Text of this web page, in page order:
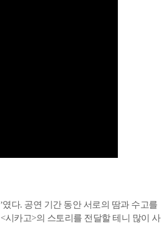
였다. 공연 기간 동안 서로의 땀과 수고를
시카고>의 스토리를 전달할 테니 많이 사